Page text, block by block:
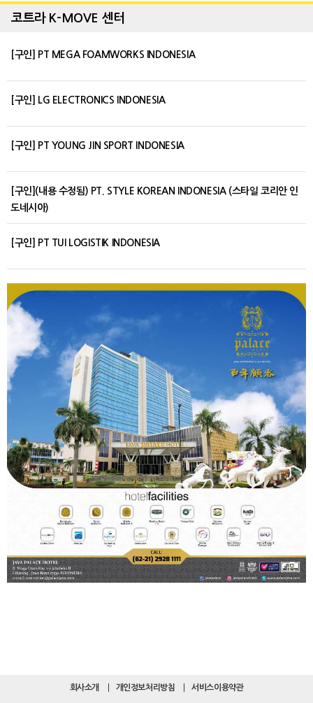
코트라 K-MOVE 센터
[구인] PT MEGA FOAMWORKS INDONESIA
[구인] LG ELECTRONICS INDONESIA
[구인] PT YOUNG JIN SPORT INDONESIA
[구인](내용 수정됨) PT. STYLE KOREAN INDONESIA (스타일 코리안 인
도네시아)
[구인] PT TUI LOGISTIK INDONESIA
회사소개 개인정보처리방침 서비스이용약관